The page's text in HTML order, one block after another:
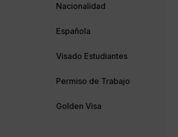
Nacionalidad
Española
Visado Estudiantes
Permiso de Trabajo
Golden Visa